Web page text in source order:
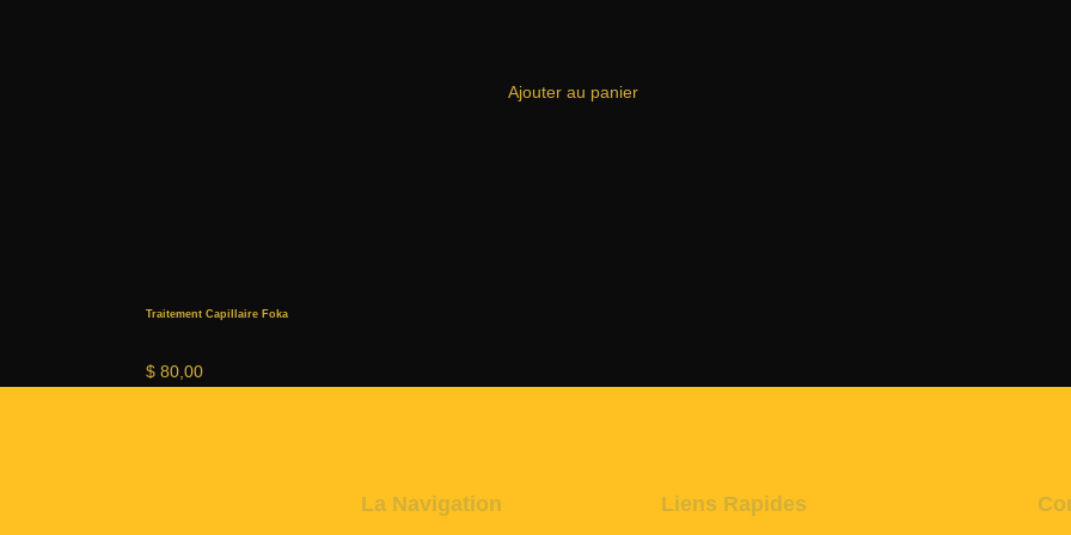
Ajouter au panier
Traitement Capillaire Foka
$ 80,00
La Navigation Liens Rapides